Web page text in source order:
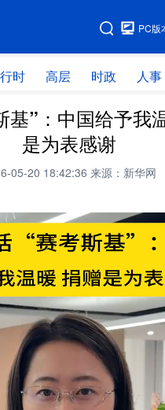
PC版
时 高层 时政 人事
网站地图
高层 时政
财经 网评
量子
书画 健康
视频 图片
中央文件 金融
人居 信息化
乡村振兴 银龄
基”：中国给予我
是为表感谢
05-20 18:42:36 来源：新华网